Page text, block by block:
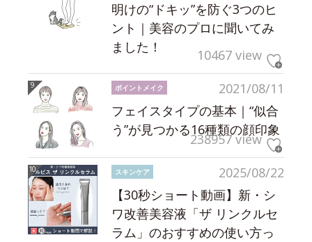
明けの“ドキッ”を防ぐ3つのヒ
ント｜美容のプロに聞いてみ
ました！
10467 view
2021/08/11
ポイントメイク
フェイスタイプの基本｜“似合
う”が見つかる16種類の顔印象
238957 view
2025/08/22
スキンケア
【30秒ショート動画】新・シ
ワ改善美容液「ザ リンクルセ
ラム」のおすすめの使い方っ